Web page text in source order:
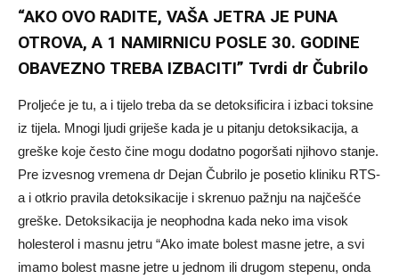
“AKO OVO RADITE, VAŠA JETRA JE PUNA
OTROVA, A 1 NAMIRNICU POSLE 30. GODINE
OBAVEZNO TREBA IZBACITI” Tvrdi dr Čubrilo
Proljeće je tu, a i tijelo treba da se detoksificira i izbaci toksine
iz tijela. Mnogi ljudi griješe kada je u pitanju detoksikacija, a
greške koje često čine mogu dodatno pogoršati njihovo stanje.
Pre izvesnog vremena dr Dejan Čubrilo je posetio kliniku RTS-
a i otkrio pravila detoksikacije i skrenuo pažnju na najčešće
greške. Detoksikacija je neophodna kada neko ima visok
holesterol i masnu jetru “Ako imate bolest masne jetre, a svi
imamo bolest masne jetre u jednom ili drugom stepenu, onda